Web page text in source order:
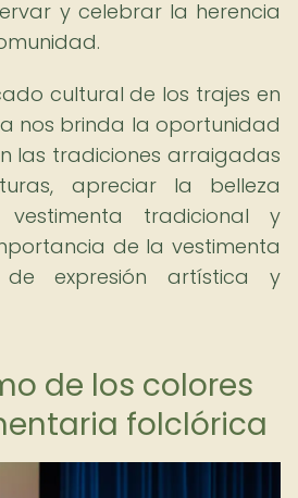
y celebrar la herencia
cultural de los trajes en
nos brinda la oportunidad
las tradiciones arraigadas
apreciar la belleza
tradicional y
de la vestimenta
expresión artística y
de los colores
folclórica